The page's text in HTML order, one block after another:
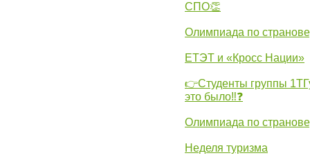
СПО👏
Олимпиада по
ЕТЭТ и «Кросс Нации»
👉Студенты группы
это было‼❓
Олимпиада по
Неделя туризма